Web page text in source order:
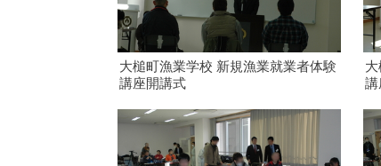
大槌町漁業学校 新規漁業就業者体験
講座開講式